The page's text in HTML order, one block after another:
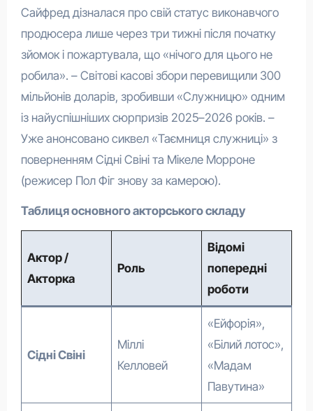
Сайфред дізналася про свій статус виконавчого
продюсера лише через три тижні після початку
зйомок і пожартувала, що «нічого для цього не
робила». – Світові касові збори перевищили 300
мільйонів доларів, зробивши «Служницю» одним
із найуспішніших сюрпризів 2025–2026 років. –
Уже анонсовано сиквел «Таємниця служниці» з
поверненням Сідні Свіні та Мікеле Морроне
(режисер Пол Фіг знову за камерою).
Таблиця основного акторського складу
Актор /
Акторка
Роль
Відомі
попередні
роботи
Сідні Свіні
Міллі
Келловей
«Ейфорія»,
«Білий лотос»,
«Мадам
Павутина»